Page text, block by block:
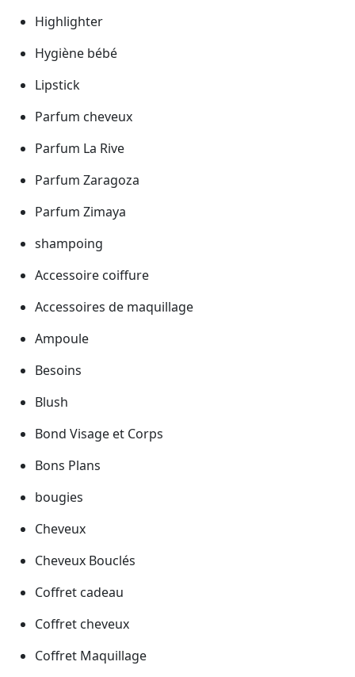
Highlighter
Hygiène bébé
Lipstick
Parfum cheveux
Parfum La Rive
Parfum Zaragoza
Parfum Zimaya
shampoing
Accessoire coiffure
Accessoires de maquillage
Ampoule
Besoins
Blush
Bond Visage et Corps
Bons Plans
bougies
Cheveux
Cheveux Bouclés
Coffret cadeau
Coffret cheveux
Coffret Maquillage